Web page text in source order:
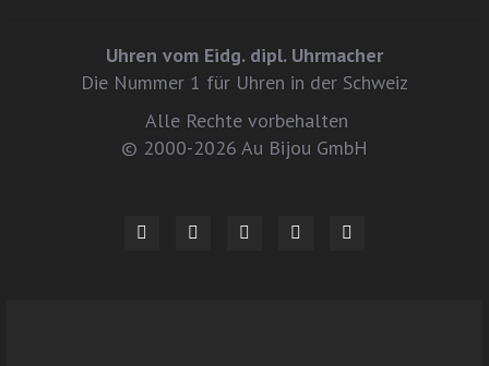
Uhren vom Eidg. dipl. Uhrmacher
Die Nummer 1 für Uhren in der Schweiz
Alle Rechte vorbehalten
© 2000-2026 Au Bijou GmbH